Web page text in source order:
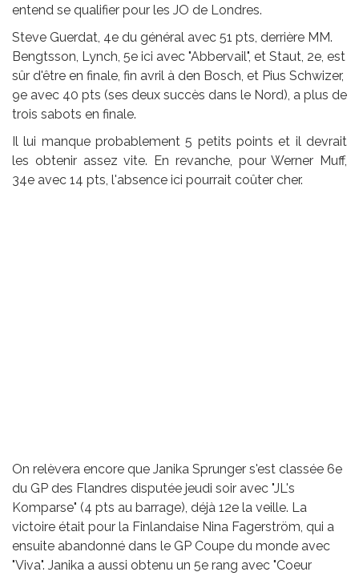
entend se qualifier pour les JO de Londres.
Steve Guerdat, 4e du général avec 51 pts, derrière MM.
Bengtsson, Lynch, 5e ici avec "Abbervail", et Staut, 2e, est
sûr d'être en finale, fin avril à den Bosch, et Pius Schwizer,
9e avec 40 pts (ses deux succès dans le Nord), a plus de
trois sabots en finale.
Il lui manque probablement 5 petits points et il devrait
les obtenir assez vite. En revanche, pour Werner Muff,
34e avec 14 pts, l'absence ici pourrait coûter cher.
On relèvera encore que Janika Sprunger s'est classée 6e
du GP des Flandres disputée jeudi soir avec "JL's
Komparse" (4 pts au barrage), déjà 12e la veille. La
victoire était pour la Finlandaise Nina Fagerström, qui a
ensuite abandonné dans le GP Coupe du monde avec
"Viva". Janika a aussi obtenu un 5e rang avec "Coeur